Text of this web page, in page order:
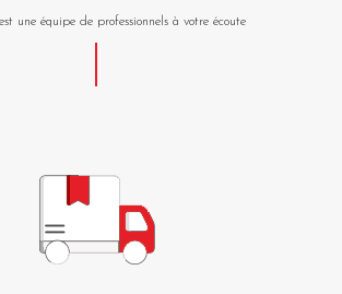
une équipe de professionnels à votre écoute